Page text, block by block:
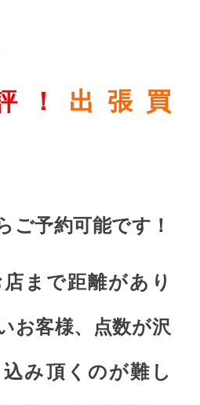
！ 出張買
ご予約可能です！
まで距離があり
お客様、点数が沢
み頂くのが難し